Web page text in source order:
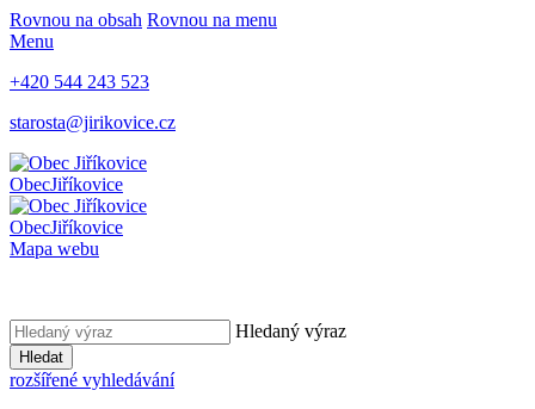
Rovnou na obsah Rovnou na menu
Menu
+420 544 243 523
starosta@jirikovice.cz
ObecJiříkovice
ObecJiříkovice
Mapa webu
Hledaný výraz
Hledat
rozšířené vyhledávání